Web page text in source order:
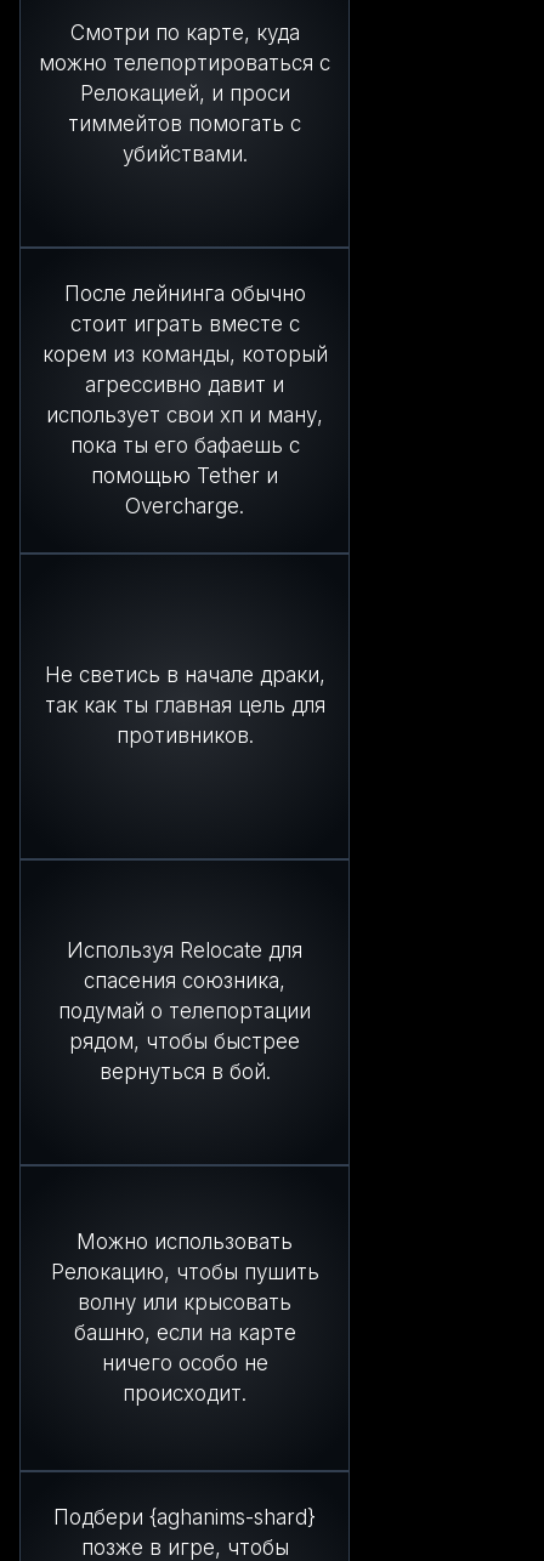
Смотри по карте, куда
можно телепортироваться с
Релокацией, и проси
тиммейтов помогать с
убийствами.
После лейнинга обычно
стоит играть вместе с
корем из команды, который
агрессивно давит и
использует свои хп и ману,
пока ты его бафаешь с
помощью Tether и
Overcharge.
Не светись в начале драки,
так как ты главная цель для
противников.
Используя Relocate для
спасения союзника,
подумай о телепортации
рядом, чтобы быстрее
вернуться в бой.
Можно использовать
Релокацию, чтобы пушить
волну или крысовать
башню, если на карте
ничего особо не
происходит.
Подбери {aghanims-shard}
позже в игре, чтобы